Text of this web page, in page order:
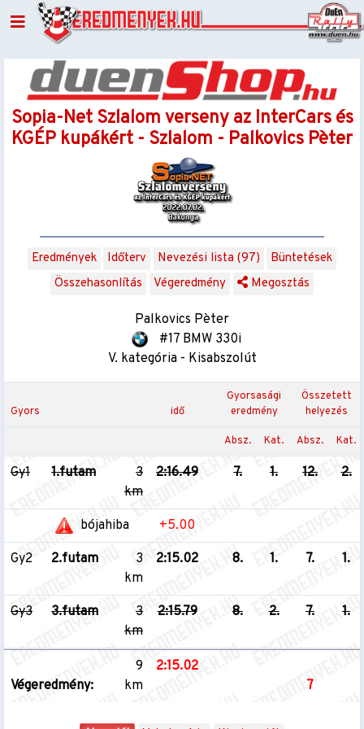
Sopia-Net Szlalom verseny az InterCars és
KGÉP kupákért - Szlalom - Palkovics Pèter
Eredmények Időterv Nevezési lista (97)
Büntetések
Összehasonlítás
Végeredmény Megosztás
Palkovics Pèter
#17 BMW 330i
V. kategória - Kisabszolút
Gyors idő
Gyorsasági
eredmény
Összetett
helyezés
Absz. Kat. Absz. Kat.
Gy1 1.futam
3
km
2:16.49 7. 1. 12. 2.
bójahiba +5.00
Gy2 2.futam
3
km
2:15.02 8. 1. 7. 1.
Gy3 3.futam
3
km
2:15.79 8. 2. 7. 1.
Végeredmény:
9
km
2:15.02
7